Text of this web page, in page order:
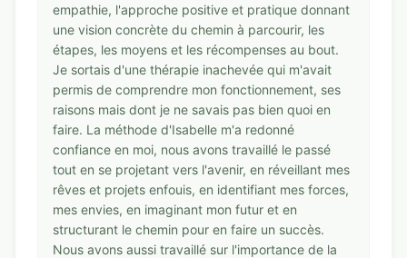
empathie, l'approche positive et pratique donnant
une vision concrète du chemin à parcourir, les
étapes, les moyens et les récompenses au bout.
Je sortais d'une thérapie inachevée qui m'avait
permis de comprendre mon fonctionnement, ses
raisons mais dont je ne savais pas bien quoi en
faire. La méthode d'Isabelle m'a redonné
confiance en moi, nous avons travaillé le passé
tout en se projetant vers l'avenir, en réveillant mes
rêves et projets enfouis, en identifiant mes forces,
mes envies, en imaginant mon futur et en
structurant le chemin pour en faire un succès.
Nous avons aussi travaillé sur l'importance de la